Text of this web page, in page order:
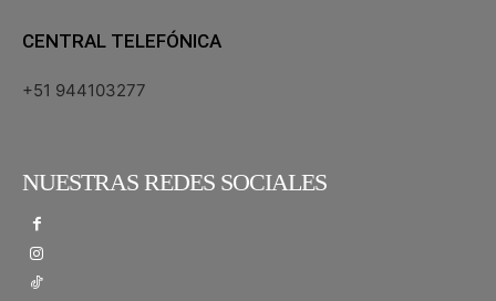
CENTRAL TELEFÓNICA
+51 944103277
NUESTRAS REDES SOCIALES